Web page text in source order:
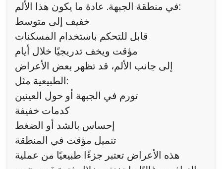
في منطقة الجبهة. عادة ما يكون هذا الألم:
خفيف إلى متوسط
قابل للتحكم باستخدام المسكنات
مؤقت ويخف تدريجيًا خلال أيام
إلى جانب الألم، قد تظهر بعض الأعراض
الطبيعية مثل:
تورم في الجبهة أو حول العينين
كدمات خفيفة
إحساس بالشد أو الضغط
تنميل مؤقت في المنطقة
هذه الأعراض تعتبر جزءًا طبيعيًا من عملية